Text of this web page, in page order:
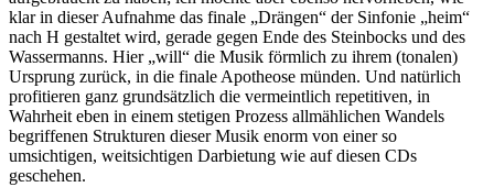
klar in dieser Aufnahme das finale „Drängen“ der Sinfonie „heim“
nach H gestaltet wird, gerade gegen Ende des Steinbocks und des
Wassermanns. Hier „will“ die Musik förmlich zu ihrem (tonalen)
Ursprung zurück, in die finale Apotheose münden. Und natürlich
profitieren ganz grundsätzlich die vermeintlich repetitiven, in
Wahrheit eben in einem stetigen Prozess allmählichen Wandels
begriffenen Strukturen dieser Musik enorm von einer so
umsichtigen, weitsichtigen Darbietung wie auf diesen CDs
geschehen.